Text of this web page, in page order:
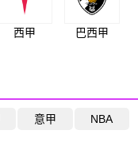
西甲 巴西甲
意甲 NBA